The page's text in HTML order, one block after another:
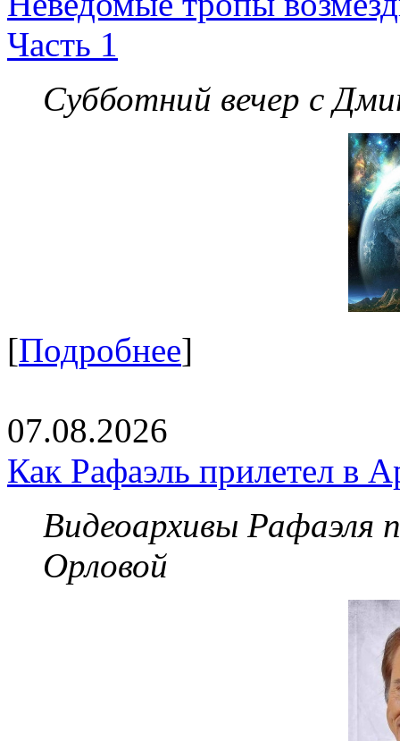
Часть 1
Субботний вечер с
[Подробнее]
07.08.2026
Как Рафаэль прилетел в
Видеоархивы Рафаэля
Орловой